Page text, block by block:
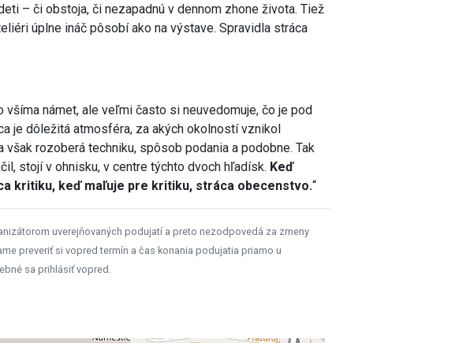
– či obstoja, či nezapadnú v dennom zhone života. Tiež
úplne ináč pôsobí ako na výstave. Spravidla stráca
všíma námet, ale veľmi často si neuvedomuje, čo je pod
je dôležitá atmosféra, za akých okolností vznikol
však rozoberá techniku, spôsob podania a podobne. Tak
stojí v ohnisku, v centre týchto dvoch hľadísk. Keď
kritiku, keď maľuje pre kritiku, stráca obecenstvo.“
uverejňovaných podujatí a preto nezodpovedá za zmeny
preveriť si vopred termín a čas konania podujatia priamo u
sa prihlásiť vopred.